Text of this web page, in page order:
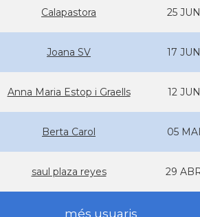
Calapastora 25
Joana SV 17
Anna Maria Estop i Graells 12
Berta Carol 05
saul plaza reyes 29
més usuaris